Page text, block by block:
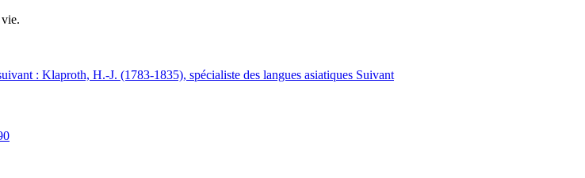
: Klaproth, H.-J. (1783-1835), spécialiste des langues asiatiques Suivant